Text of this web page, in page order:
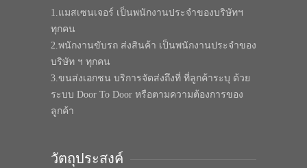
1.แมสเซนเจอร์ เป็นพนักงานประจำของบริษัทฯ
ทุกคน
2.พนักงานขับรถ ส่งสินค้า เป็นพนักงานประจำของ
บริษัท ฯ ทุกคน
3.ขนส่งเอกชน บริการจัดส่งถึงที่ ที่ลูกค้าระบุ ด้วย
ระบบ Door To Door หรือตามความต้องการของ
ลูกค้า
วัตถุประสงค์